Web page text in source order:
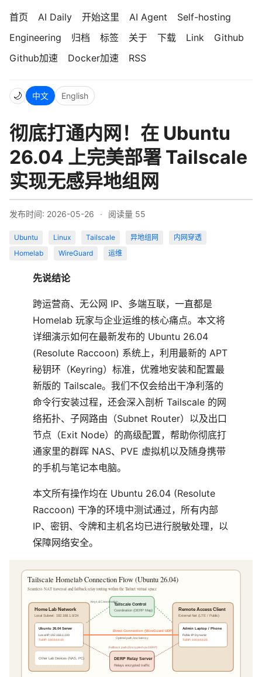
首页 AI Daily 开始这里 AI Agent
Self-hosting
Engineering
归档 标签 关于 下载 Link
Github
Github加速
Docker加速 RSS
🌙 中文 English
彻底打通内网！在 Ubuntu
26.04 上完美部署 Tailscale
实现无感异地组网
发布时间: 2026-05-26 · 阅读量 55
Ubuntu Linux Tailscale 异地组网
内网穿透
Homelab
WireGuard 运维
先说结论
跨运营商、无公网 IP、多端互联，一直都是
Homelab 玩家与企业运维的核心痛点。本文将
详细演示如何在最新发布的 Ubuntu 26.04
(Resolute Raccoon) 系统上，利用最新的 APT
秘钥环（Keyring）标准，优雅地安装和配置最
新版的 Tailscale。我们不仅会给出干净利落的
命令行安装过程，还会深入剖析 Tailscale 的网
络拓扑、子网路由（Subnet Router）以及出口
节点（Exit Node）的高级配置，帮助你彻底打
通家里的群晖 NAS、PVE 虚拟机以及随身携带
的手机与笔记本电脑。
本文所有操作均在 Ubuntu 26.04 (Resolute
Raccoon) 干净的环境中测试通过，所有内部
IP、密钥、令牌和主机名均已进行脱敏处理，以
保障网络安全。